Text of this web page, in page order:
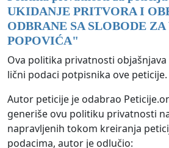
UKIDANJE PRITVORA I
ODBRANE SA SLOBODE
POPOVIĆA"
Ova politika privatnosti
lični podaci potpisnika ove peticije.
Autor peticije je odabrao
generiše ovu politiku privatnosti
napravljenih tokom kreiranja
podacima, autor je odlučio: